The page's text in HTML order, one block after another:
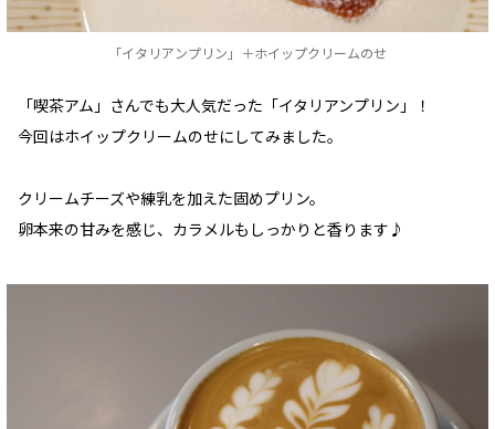
「イタリアンプリン」＋ホイップクリームのせ
「喫茶アム」さんでも大人気だった「イタリアンプリン」！
今回はホイップクリームのせにしてみました。
クリームチーズや練乳を加えた固めプリン。
卵本来の甘みを感じ、カラメルもしっかりと香ります♪